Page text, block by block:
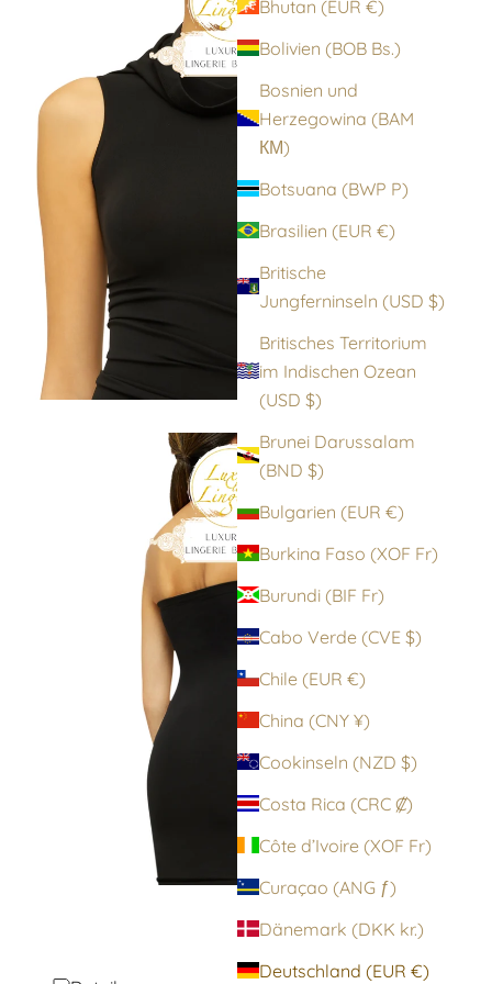
Bhutan (EUR €)
Bolivien (BOB Bs.)
Bosnien und
Herzegowina (BAM
КМ)
Botsuana (BWP P)
Brasilien (EUR €)
Britische
Jungferninseln (USD $)
Britisches Territorium
im Indischen Ozean
(USD $)
Brunei Darussalam
(BND $)
Bulgarien (EUR €)
Burkina Faso (XOF Fr)
Burundi (BIF Fr)
Cabo Verde (CVE $)
Chile (EUR €)
China (CNY ¥)
Cookinseln (NZD $)
Costa Rica (CRC ₡)
Côte d’Ivoire (XOF Fr)
Curaçao (ANG ƒ)
Dänemark (DKK kr.)
Deutschland (EUR €)